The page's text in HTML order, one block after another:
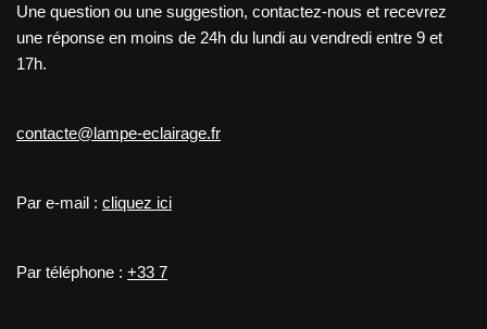
Une question ou une suggestion, contactez-nous et recevrez
une réponse en moins de 24h du lundi au vendredi entre 9 et
17h.
contacte@lampe-eclairage.fr
Par e-mail : cliquez ici
Par téléphone : +33 7